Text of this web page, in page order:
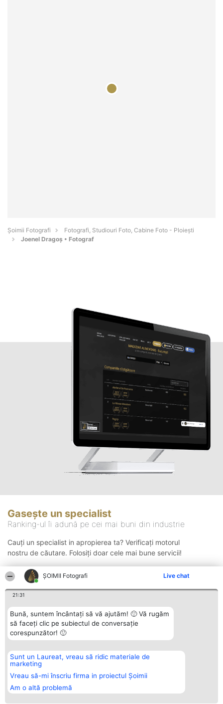
ȘOIMII Fotografi Live chat
21:31
Bună, suntem încântați să vă ajutăm! 🙂 Vă rugăm
să faceți clic pe subiectul de conversație
corespunzător! 🙂
Sunt un Laureat, vreau să ridic materiale de
marketing
Vreau să-mi înscriu firma in proiectul Șoimii
Am o altă problemă
Șoimii Fotografi
Fotografi, Studiouri Foto, Cabine Foto - Ploieşti
Joenel Dragoș • Fotograf
Gasește un specialist
Ranking-ul îi adună pe cei mai buni din industrie
Cauți un specialist in apropierea ta? Verificați motorul
nostru de căutare. Folosiți doar cele mai bune servicii!
Organizator Ranking
BRIGHT SOLUTIONS BR SRL
Aleea Timisul De Sus 2 Bl. A30
Sc. A Et. 4 Ap. 13 Cod 061952
București
CUI 36737675
Plebiscyt
Lista Tuturor
Laureaților
Statut
Contact